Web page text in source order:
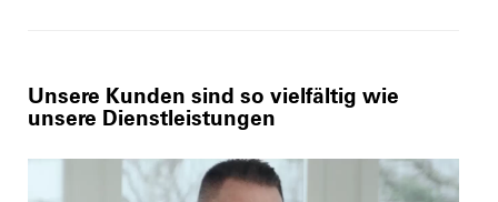
Unsere Kunden sind so vielfältig wie
unsere Dienstleistungen